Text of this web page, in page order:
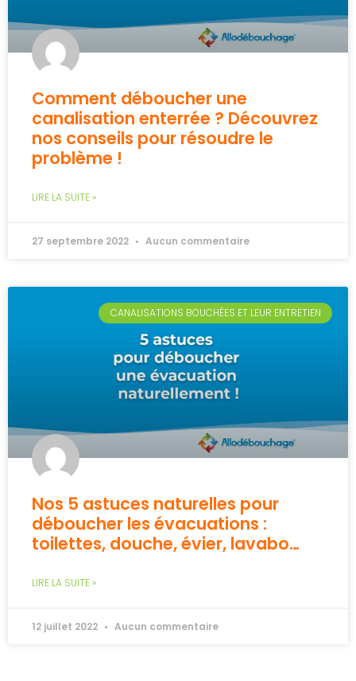
Comment déboucher une
canalisation enterrée ? Découvrez
nos conseils pour résoudre le
problème !
LIRE LA SUITE »
27 septembre 2022 Aucun commentaire
CANALISATIONS BOUCHÉES ET LEUR ENTRETIEN
Nos 5 astuces naturelles pour
déboucher les évacuations :
toilettes, douche, évier, lavabo…
LIRE LA SUITE »
12 juillet 2022 Aucun commentaire